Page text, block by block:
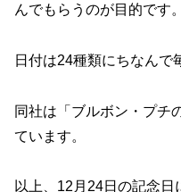
んでもらうのが目的です。
日付は24種類にちなんで
同社は「ブルボン・プチ
ています。
以上、12月24日の記念日